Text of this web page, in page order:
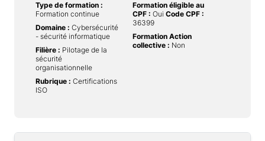
Type de formation :
Formation continue
Domaine : Cybersécurité
- sécurité informatique
Filière : Pilotage de la
sécurité
organisationnelle
Rubrique : Certifications
ISO
Formation éligible au
CPF : Oui Code CPF :
36399
Formation Action
collective : Non